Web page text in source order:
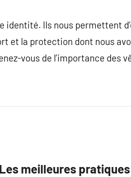
identité. Ils nous permettent
et la protection dont nous
vous de l’importance des
Les meilleures